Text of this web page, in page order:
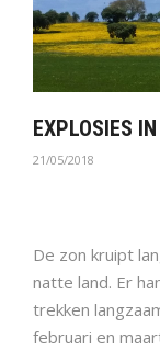
EXPLOSIES
21/05/2018
De zon kruipt
natte land. Er
trekken
februari en